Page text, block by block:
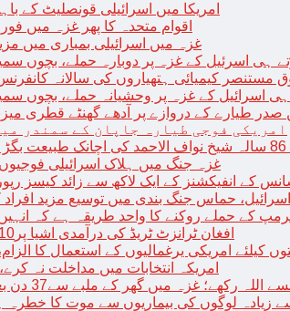
امریکا میں اسرائیلی قونصلیٹ کے
اقوام متحدہ کا پھر غزہ میں
غزہ میں اسرائیلی بمباری میں مزید 131 فلسطینی
اسرئیل کے غزہ پر دوبارہ حملے، بچوں سمیت 37 فلسطینی
مستنصر کیمیائی ہتھیاروں کی سالانہ
کے غزہ پر وحشیانہ حملے، بچوں سمیت 32 فلسطینی
طیارے کے دروازے پر آدھے گھنٹے قطری
امریکی فوجی طیارہ جاپان کے سمندر
غزہ جنگ میں ہلاک اسرائیلی فوجیوں کی
کے انفیکشنز کے ایک لاکھ سے زائد کیسز
اسرائیل، حماس جنگ بندی میں توسیع مزید
افغان ٹرانزٹ ٹریڈ کی درآمدی اشیا پر10 فیصد فیس کی چھوٹ
کیلئے امریکی یرغمالیوں کے استعمال کا
امریکہ انتخابات میں مداخلت نہ
اللہ رکھے؛ غزہ میں گھر کے ملبے سے37 دن بعد نومولود زندہ مل گیا
زیادہ لوگوں کی بیماریوں سے موت کا